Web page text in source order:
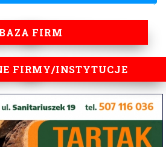
BAZA FIRM
FIRMY/INSTYTUCJE